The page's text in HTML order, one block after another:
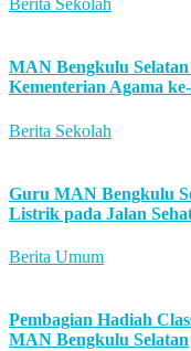
Berita Sekolah
MAN Bengkulu
Kementerian Agama
Berita Sekolah
Guru MAN Bengkulu
Listrik pada Jalan
Berita Umum
Pembagian Hadiah
MAN Bengkulu Selatan